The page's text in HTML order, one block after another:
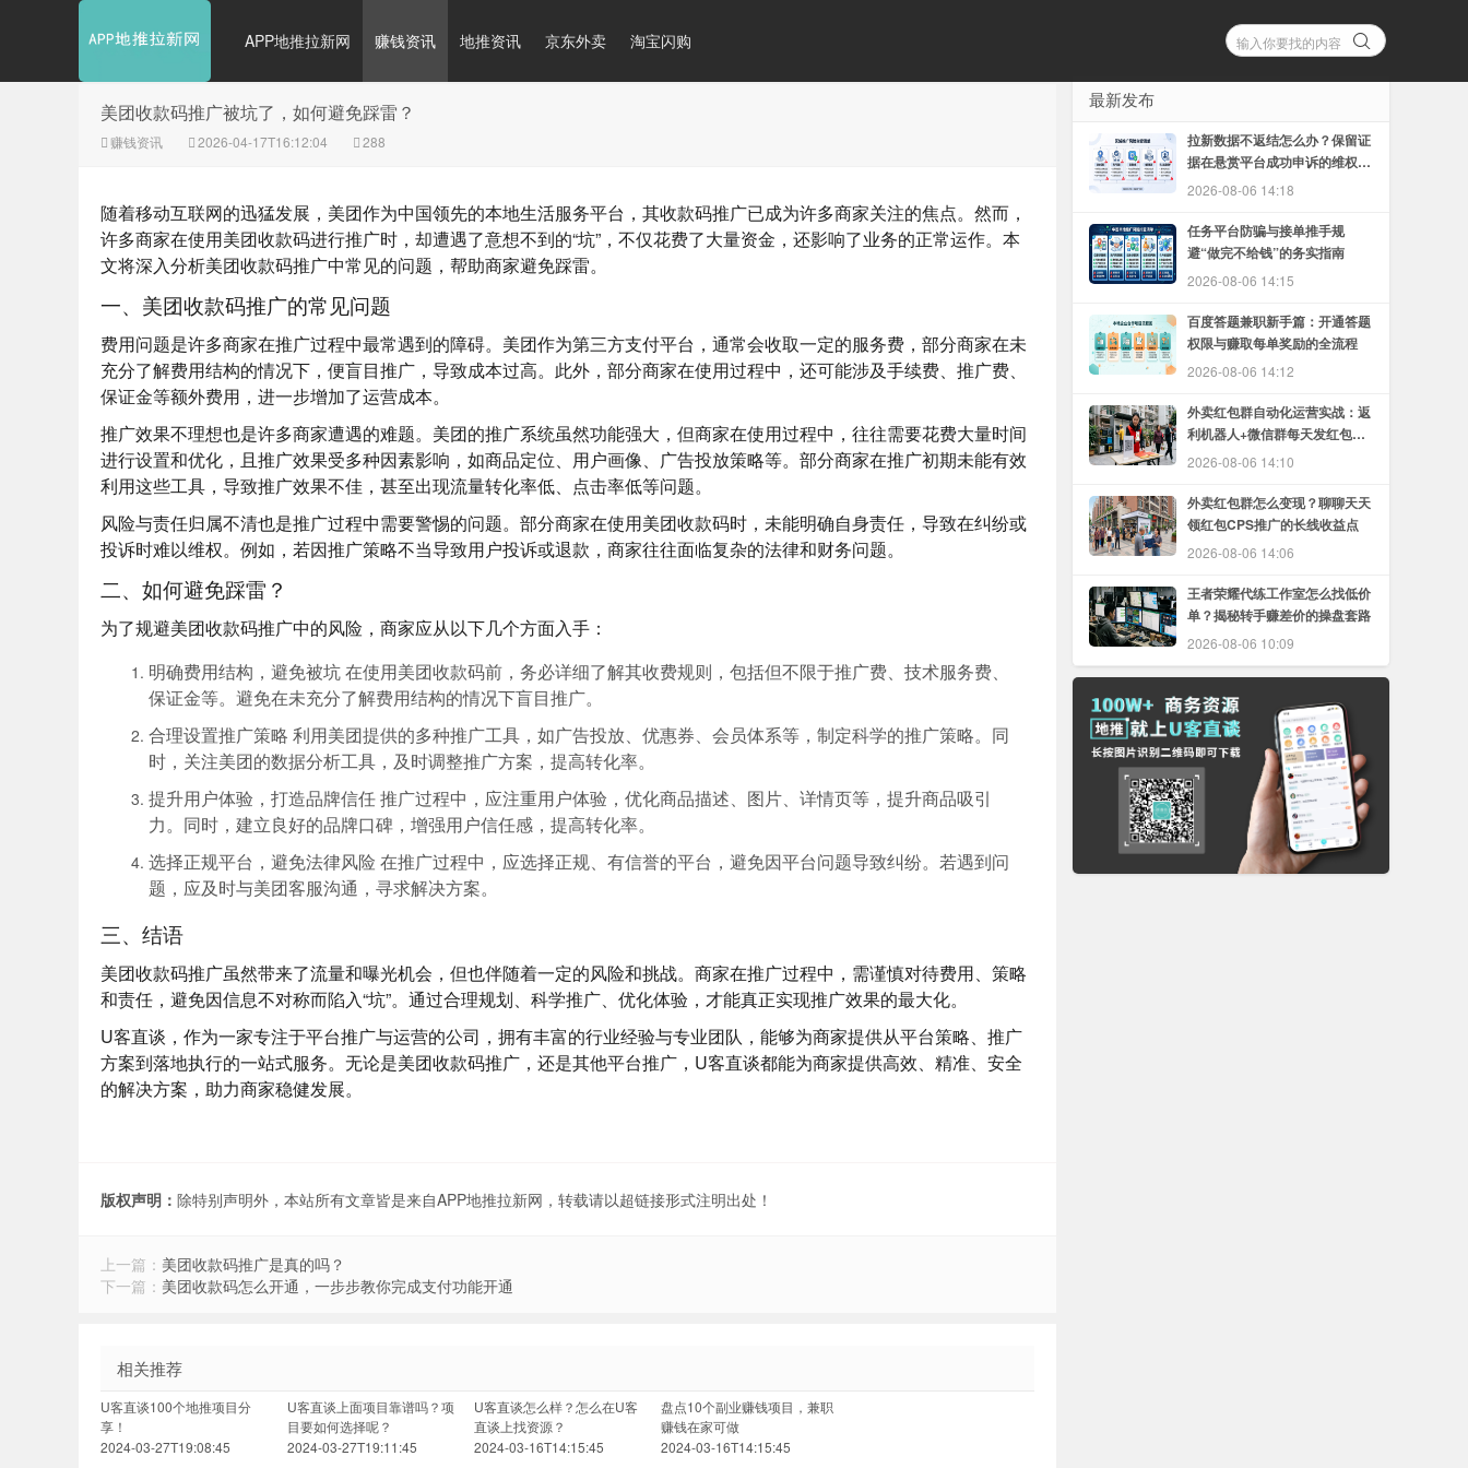
APP地推拉新网 赚钱资讯 地推资讯 京东外卖 淘宝闪购
美团收款码推广被坑了，如何避免踩雷？
赚钱资讯 2026-04-17T16:12:04 288
随着移动互联网的迅猛发展，美团作为中国领先的本地生活服务平台，其收款码推广已成为许多商家关注的焦点。然而，
许多商家在使用美团收款码进行推广时，却遭遇了意想不到的“坑”，不仅花费了大量资金，还影响了业务的正常运作。本
文将深入分析美团收款码推广中常见的问题，帮助商家避免踩雷。
一、美团收款码推广的常见问题
费用问题是许多商家在推广过程中最常遇到的障碍。美团作为第三方支付平台，通常会收取一定的服务费，部分商家在未
充分了解费用结构的情况下，便盲目推广，导致成本过高。此外，部分商家在使用过程中，还可能涉及手续费、推广费、
保证金等额外费用，进一步增加了运营成本。
推广效果不理想也是许多商家遭遇的难题。美团的推广系统虽然功能强大，但商家在使用过程中，往往需要花费大量时间
进行设置和优化，且推广效果受多种因素影响，如商品定位、用户画像、广告投放策略等。部分商家在推广初期未能有效
利用这些工具，导致推广效果不佳，甚至出现流量转化率低、点击率低等问题。
风险与责任归属不清也是推广过程中需要警惕的问题。部分商家在使用美团收款码时，未能明确自身责任，导致在纠纷或
投诉时难以维权。例如，若因推广策略不当导致用户投诉或退款，商家往往面临复杂的法律和财务问题。
二、如何避免踩雷？
为了规避美团收款码推广中的风险，商家应从以下几个方面入手：
明确费用结构，避免被坑在使用美团收款码前，务必详细了解其收费规则，包括但不限于推广费、技术服务费、
保证金等。避免在未充分了解费用结构的情况下盲目推广。
合理设置推广策略 利用美团提供的多种推广工具，如广告投放、优惠券、会员体系等，制定科学的推广策略。同
时，关注美团的数据分析工具，及时调整推广方案，提高转化率。
提升用户体验，打造品牌信任推广过程中，应注重用户体验，优化商品描述、图片、详情页等，提升商品吸引
力。同时，建立良好的品牌口碑，增强用户信任感，提高转化率。
选择正规平台，避免法律风险 在推广过程中，应选择正规、有信誉的平台，避免因平台问题导致纠纷。若遇到问
题，应及时与美团客服沟通，寻求解决方案。
三、结语
美团收款码推广虽然带来了流量和曝光机会，但也伴随着一定的风险和挑战。商家在推广过程中，需谨慎对待费用、策略
和责任，避免因信息不对称而陷入“坑”。通过合理规划、科学推广、优化体验，才能真正实现推广效果的最大化。
U客直谈 ，作为一家专注于平台推广与运营的公司，拥有丰富的行业经验与专业团队，能够为商家提供从平台策略、推广
方案到落地执行的一站式服务。无论是美团收款码推广，还是其他平台推广，U客直谈都能为商家提供高效、精准、安全
的解决方案，助力商家稳健发展。
版权声明： 除特别声明外，本站所有文章皆是来自APP地推拉新网，转载请以超链接形式注明出处！
上一篇： 美团收款码推广是真的吗？
下一篇： 美团收款码怎么开通，一步步教你完成支付功能开通
相关推荐
U客直谈100个地推项目分
享！
2024-03-27T19:08:45
U客直谈上面项目靠谱吗？项
目要如何选择呢？
2024-03-27T19:11:45
U客直谈怎么样？怎么在U客
直谈上找资源？
2024-03-16T14:15:45
盘点10个副业赚钱项目，兼职
赚钱在家可做
2024-03-16T14:15:45
最新发布
拉新数据不返结怎么办？保留证
据在悬赏平台成功申诉的维权方
法
2026-08-06 14:18
任务平台防骗与接单推手规
避“做完不给钱”的务实指南
2026-08-06 14:15
百度答题兼职新手篇：开通答题
权限与赚取每单奖励的全流程
2026-08-06 14:12
外卖红包群自动化运营实战：返
利机器人+微信群每天发红包的
完整教程
2026-08-06 14:10
外卖红包群怎么变现？聊聊天天
领红包CPS推广的长线收益点
2026-08-06 14:06
王者荣耀代练工作室怎么找低价
单？揭秘转手赚差价的操盘套路
2026-08-06 10:09